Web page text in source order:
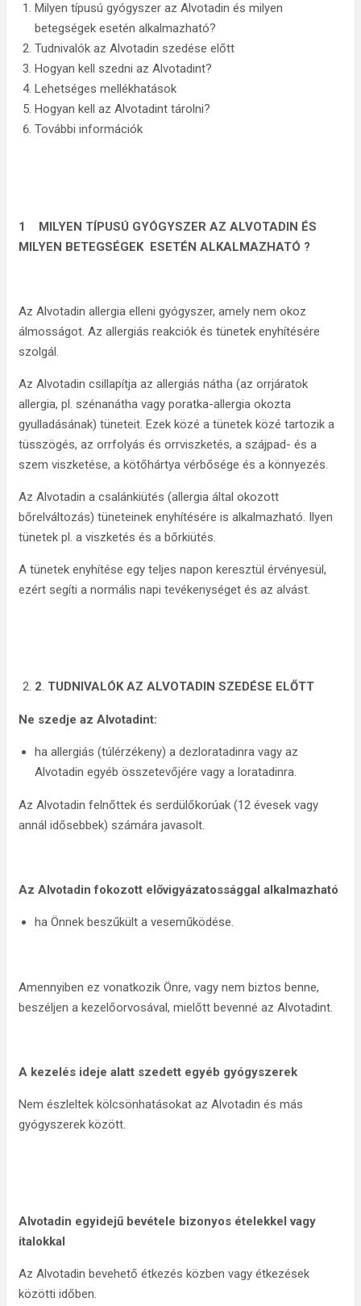
Milyen típusú gyógyszer az Alvotadin és milyen
betegségek esetén alkalmazható?
Tudnivalók az Alvotadin szedése előtt
Hogyan kell szedni az Alvotadint?
Lehetséges mellékhatások
Hogyan kell az Alvotadint tárolni?
További információk
1
MILYEN TÍPUSÚ GYÓGYSZER AZ ALVOTADIN ÉS
MILYEN BETEGSÉGEK ESETÉN ALKALMAZHATÓ ?
Az Alvotadin allergia elleni gyógyszer, amely nem okoz
álmosságot. Az allergiás reakciók és tünetek enyhítésére
szolgál.
Az Alvotadin csillapítja az allergiás nátha (az orrjáratok
allergia, pl. szénanátha vagy poratka-allergia okozta
gyulladásának) tüneteit. Ezek közé a tünetek közé tartozik a
tüsszögés, az orrfolyás és orrviszketés, a szájpad- és a
szem viszketése, a kötőhártya vérbősége és a könnyezés.
Az Alvotadin a csalánkiütés (allergia által okozott
bőrelváltozás) tüneteinek enyhítésére is alkalmazható. Ilyen
tünetek pl. a viszketés és a bőrkiütés.
A tünetek enyhítése egy teljes napon keresztül érvényesül,
ezért segíti a normális napi tevékenységet és az alvást.
2. TUDNIVALÓK AZ ALVOTADIN SZEDÉSE ELŐTT
Ne szedje az Alvotadint:
ha allergiás (túlérzékeny) a dezloratadinra vagy az
Alvotadin egyéb összetevőjére vagy a loratadinra.
Az Alvotadin felnőttek és serdülőkorúak (12 évesek vagy
annál idősebbek) számára javasolt.
Az Alvotadin fokozott elővigyázatossággal alkalmazható
ha Önnek beszűkült a veseműködése.
Amennyiben ez vonatkozik Önre, vagy nem biztos benne,
beszéljen a kezelőorvosával, mielőtt bevenné az Alvotadint.
A kezelés ideje alatt szedett egyéb gyógyszerek
Nem észleltek kölcsönhatásokat az Alvotadin és más
gyógyszerek között.
Alvotadin egyidejű bevétele bizonyos ételekkel vagy
italokkal
Az Alvotadin bevehető étkezés közben vagy étkezések
közötti időben.